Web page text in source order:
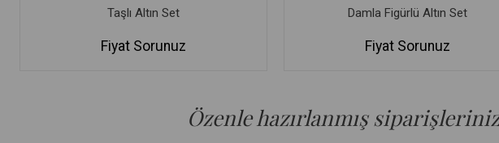
Taşlı Altın Set
Fiyat Sorunuz
Damla Figürlü Altın Set
Fiyat Sorunuz
Özenle hazırlanmış